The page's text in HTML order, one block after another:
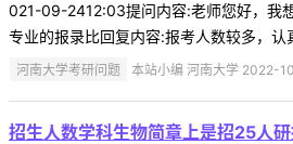
021-09-2412:03提问内容:老师您好，我
专业的报录比回复内容:报考人数较多，认
河南大学考研问题 本站小编 河南大学 2022-
招生人数学科生物简章上是招25人